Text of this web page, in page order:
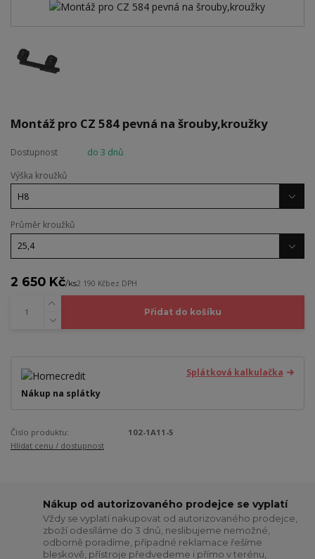
Montáž pro CZ 584 pevná na šrouby,kroužky
Dostupnost
do 3 dnů
Výška kroužků
Průměr kroužků
2 650 Kč/ks2 190 Kčbez DPH
Přidat do košíku
Splátková kalkulačka
Nákup na splátky
Číslo produktu:
102-1A11-5
Hlídat cenu / dostupnost
Nákup od autorizovaného prodejce se vyplatí
Vždy se vyplatí nakupovat od autorizovaného prodejce,
zboží odesíláme do 3 dnů, neslibujeme nemožné,
odborně poradíme, případné reklamace řešíme
bleskově, přístroje předvedeme i přímo v terénu,